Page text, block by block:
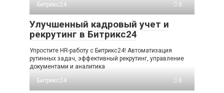
Битрикс24
0
Улучшенный кадровый учет и
рекрутинг в Битрикс24
Упростите HR-работу с Битрикс24! Автоматизация
рутинных задач, эффективный рекрутинг, управление
документами и аналитика
Битрикс24
0